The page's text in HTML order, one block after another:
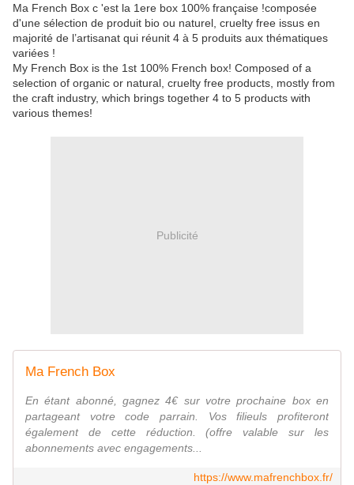
Ma French Box c 'est la 1ere box 100% française !composée
d'une sélection de produit bio ou naturel, cruelty free issus en
majorité de l’artisanat qui réunit 4 à 5 produits aux thématiques
variées !
My French Box is the 1st 100% French box! Composed of a
selection of organic or natural, cruelty free products, mostly from
the craft industry, which brings together 4 to 5 products with
various themes!
Publicité
Ma French Box
En étant abonné, gagnez 4€ sur votre prochaine box en
partageant votre code parrain. Vos filieuls profiteront
également de cette réduction. (offre valable sur les
abonnements avec engagements...
https://www.mafrenchbox.fr/